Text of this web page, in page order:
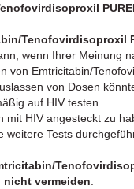
Tenofovirdisoproxil
wenn Ihrer Meinung
von Emtricitabin/
von Dosen
auf HIV testen.
mit HIV angesteckt zu
weitere Tests
nicht vermeiden